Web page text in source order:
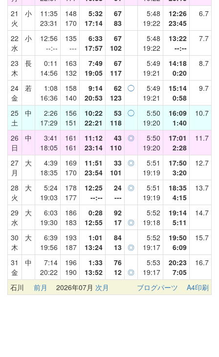
21
火
小
11:35
23:31
148
170
5:32
17:14
67
83
5:48
19:22
12:26
23:45
6.7
22
水
小
12:56
--:--
135
---
6:33
17:57
67
102
5:48
19:22
13:22
--:--
7.7
23
木
長
0:11
14:56
163
132
7:49
19:05
67
117
5:49
19:21
14:18
0:20
8.7
24
金
若
1:08
16:36
158
140
9:14
20:53
62
123
◯
5:49
19:21
15:14
0:58
9.7
25
土
中
2:26
17:29
156
151
10:22
22:21
53
118
◯
5:50
19:20
16:09
1:40
10.7
26
日
中
3:41
18:05
161
161
11:12
23:14
43
110
◎
5:50
19:20
17:01
2:28
11.7
27
月
大
4:39
18:35
169
170
11:51
23:54
33
101
◎
5:51
19:19
17:50
3:20
12.7
28
火
大
5:24
19:03
178
177
12:25
--:--
24
---
◎
5:51
19:19
18:35
4:15
13.7
29
水
大
6:03
19:30
186
183
0:28
12:55
92
17 ◎
5:52
19:18
19:14
5:11
14.7
30
木
大
6:39
19:56
193
187
1:01
13:24
84
13 ◎
5:52
19:17
19:50
6:09
15.7
31
金
中
7:14
20:22
196
190
1:33
13:52
76
12 ◎
5:53
19:17
20:23
7:05
16.7
石川 前月 2026年07月 次月 ブログパーツ A4印刷